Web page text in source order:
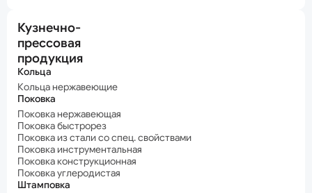
Кузнечно-
прессовая
продукция
Кольца
Кольца нержавеющие
Поковка
Поковка нержавеющая
Поковка быстрорез
Поковка из стали со спец. свойствами
Поковка инструментальная
Поковка конструкционная
Поковка углеродистая
Штамповка